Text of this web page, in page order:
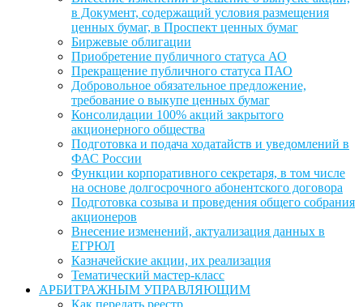
в Документ, содержащий условия размещения
ценных бумаг, в Проспект ценных бумаг
Биржевые облигации
Приобретение публичного статуса АО
Прекращение публичного статуса ПАО
Добровольное обязательное предложение,
требование о выкупе ценных бумаг
Консолидации 100% акций закрытого
акционерного общества
Подготовка и подача ходатайств и уведомлений в
ФАС России
Функции корпоративного секретаря, в том числе
на основе долгосрочного абонентского договора
Подготовка созыва и проведения общего собрания
акционеров
Внесение изменений, актуализация данных в
ЕГРЮЛ
Казначейские акции, их реализация
Тематический мастер-класс
АРБИТРАЖНЫМ УПРАВЛЯЮЩИМ